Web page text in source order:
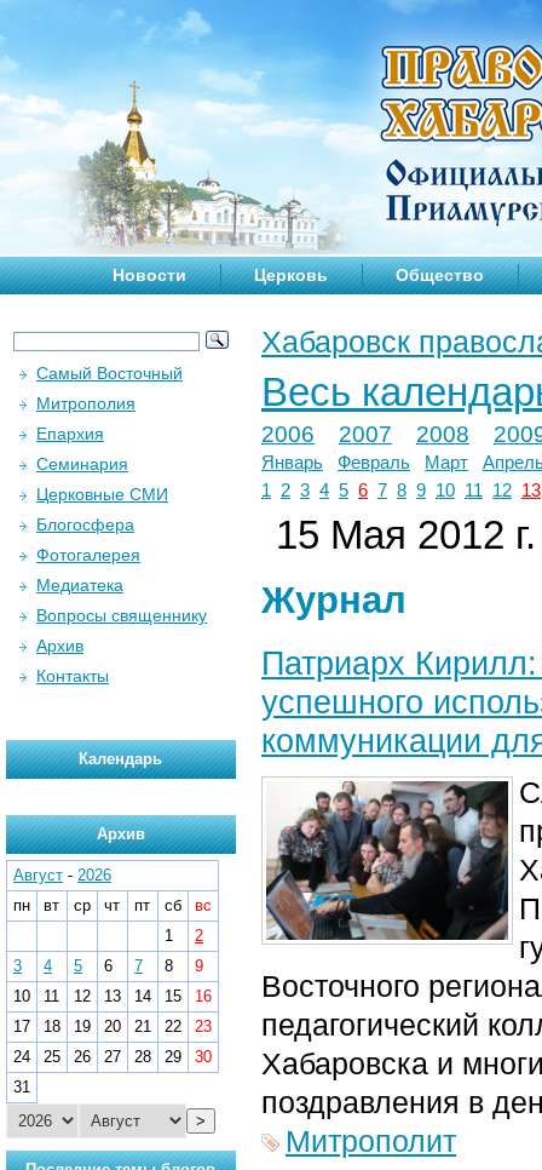
Новости Церковь Общество
Хабаровск
Весь
2006 2007 2008
Январь Февраль Март
1
2 3 4 5 6 7 8 9 10 11 12 13
15 Мая 2012 г.
Журнал
Патриарх
успешного
коммуникации
Восточного
педагогический
Хабаровска и
поздравления в
Митрополит
Самый Восточный
Митрополия
Епархия
Семинария
Церковные СМИ
Блогосфера
Фотогалерея
Медиатека
Вопросы священнику
Архив
Контакты
Календарь
Архив
Август - 2026
пн
вт ср чт пт сб
вс
1
2
3
4 5 6 7 8
9
10
11 12 13 14 15
16
17
18 19 20 21 22
23
24
25 26 27 28 29
30
31
>